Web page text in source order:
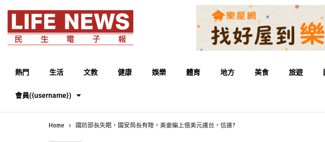
熱門 生活 文教 健康 娛樂 體育 地方 美食 旅遊
會員({username})
Home 國防部長失眠，國安局長有睡，美要編上億美元護台，信誰?